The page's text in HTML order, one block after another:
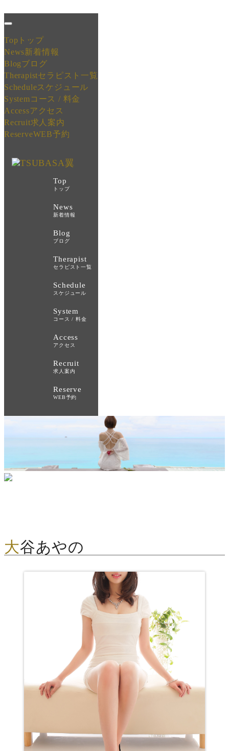
Top トップ
News新着情報
Blogブログ
Therapistセラピスト一覧
Scheduleスケジュール
System コース / 料金
Accessアクセス
Recruit求人案内
ReserveWEB予約
Top
トップ
News
新着情報
Blog
ブログ
Therapist
セラピスト一覧
Schedule
スケジュール
System
コース / 料金
Access
アクセス
Recruit
求人案内
Reserve
WEB予約
大谷あやの